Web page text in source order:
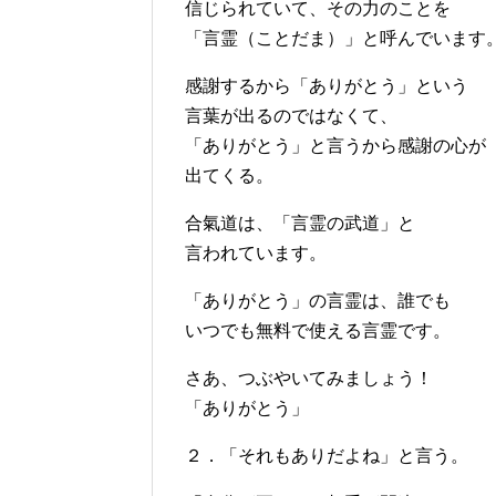
信じられていて、その力のことを
「言霊（ことだま）」と呼んでいます
感謝するから「ありがとう」という
言葉が出るのではなくて、
「ありがとう」と言うから感謝の心が
出てくる。
合氣道は、「言霊の武道」と
言われています。
「ありがとう」の言霊は、誰でも
いつでも無料で使える言霊です。
さあ、つぶやいてみましょう！
「ありがとう」
２．「それもありだよね」と言う。